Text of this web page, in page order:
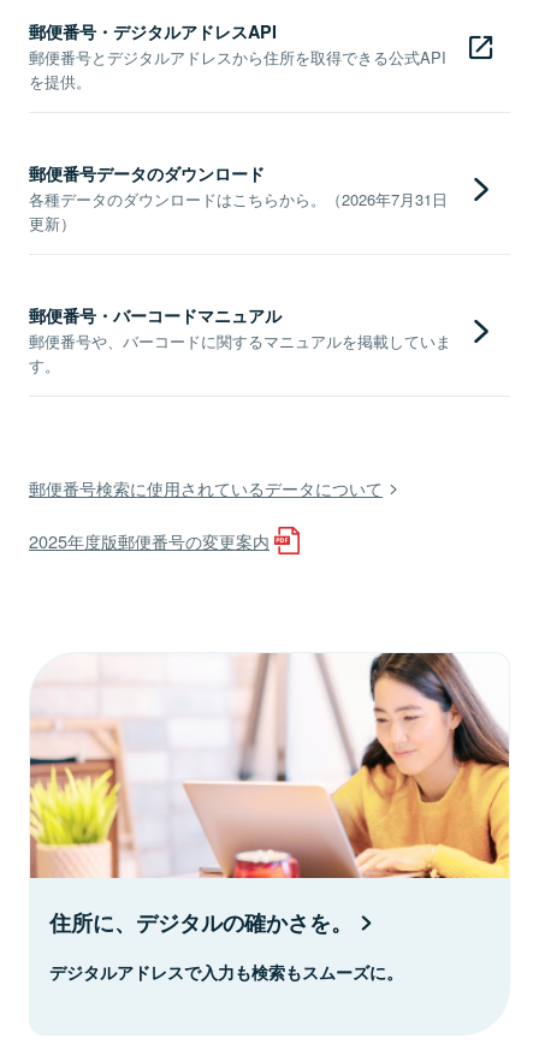
郵便番号・デジタルアドレスAPI
郵便番号とデジタルアドレスから住所を取得できる公式API
を提供。
郵便番号データのダウンロード
各種データのダウンロードはこちらから。（2026年7月31日
更新）
郵便番号・バーコードマニュアル
郵便番号や、バーコードに関するマニュアルを掲載していま
す。
郵便番号検索に使用されているデータについて
2025年度版郵便番号の変更案内
住所に、デジタルの確かさを。
デジタルアドレスで入力も検索もスムーズに。